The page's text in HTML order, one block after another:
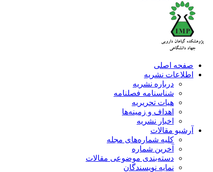
صفحه اصلی
اطلاعات نشریه
درباره نشریه
شناسنامه فصلنامه
هیات تحریریه
اهداف و زمینه‌ها
اخبار نشریه
آرشیو مقالات
کلیه شماره‌های مجله
آخرین شماره
دسته‌بندی موضوعی مقالات
نمایه نویسندگان